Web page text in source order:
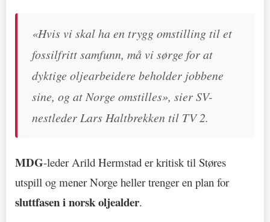
«Hvis vi skal ha en trygg omstilling til et
fossilfritt samfunn, må vi sørge for at
dyktige oljearbeidere beholder jobbene
sine, og at Norge omstilles», sier SV-
nestleder Lars Haltbrekken til TV 2.
MDG-leder Arild Hermstad er kritisk til Støres
utspill og mener Norge heller trenger en plan for
sluttfasen i norsk oljealder.